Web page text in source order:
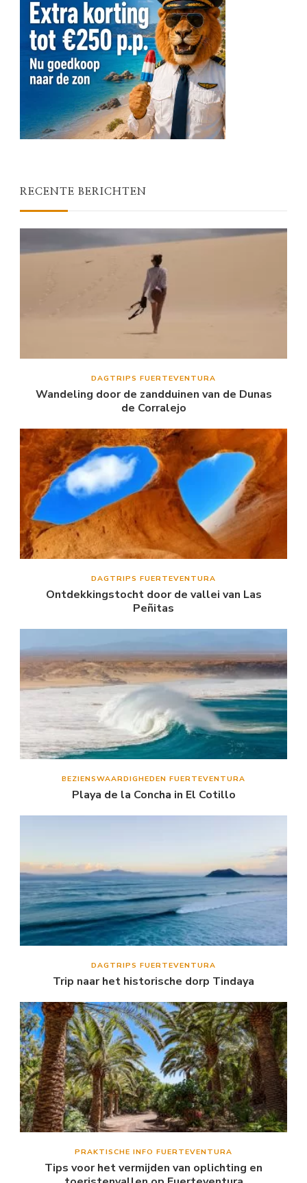
RECENTE BERICHTEN
DAGTRIPS FUERTEVENTURA
Wandeling door de zandduinen van de Dunas
de Corralejo
DAGTRIPS FUERTEVENTURA
Ontdekkingstocht door de vallei van Las
Peñitas
BEZIENSWAARDIGHEDEN FUERTEVENTURA
Playa de la Concha in El Cotillo
DAGTRIPS FUERTEVENTURA
Trip naar het historische dorp Tindaya
PRAKTISCHE INFO FUERTEVENTURA
Tips voor het vermijden van oplichting en